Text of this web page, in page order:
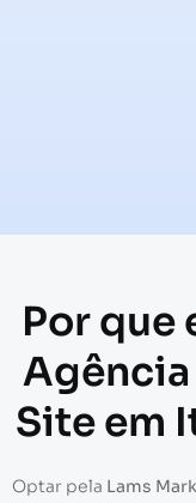
Por que
Site em
Optar pela Lams